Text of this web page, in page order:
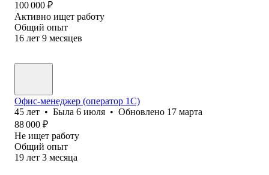
100 000 ₽
Активно ищет работу
Общий опыт
16 лет 9 месяцев
Офис-менеджер (оператор 1С)
45 лет • Была 6 июля • Обновлено 17 марта
88 000 ₽
Не ищет работу
Общий опыт
19 лет 3 месяца